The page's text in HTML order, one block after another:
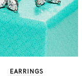
EARRINGS